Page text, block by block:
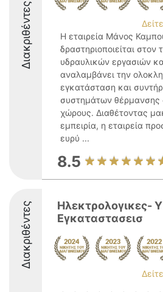
Διακριθέντες
Η εταιρεία Μάνος
δραστηριοποιείται στον
υδραυλικών εργασιών
αναλαμβάνει την
εγκατάσταση και
συστημάτων θέρμανσης
χώρους. Διαθέτοντας
εμπειρία, η εταιρεία
ευρύ ...
8.5
Διακριθέντες
Ηλεκτρολογικες-
Εγκαταστασεισ